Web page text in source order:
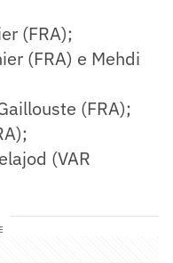
(FRA);
(FRA) e Mehdi
(FRA);
(VAR